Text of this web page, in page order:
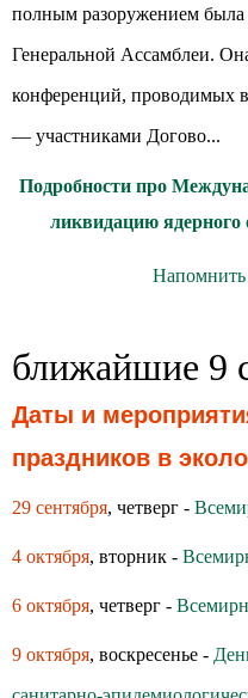
полным разоружением была
Генеральной Ассамблеи.
конференций, проводимых
— участниками Догово...
Подробности про
ликвидацию
Напомнить
ближайшие 9
Даты и
праздников в
29 сентября, четверг -
4 октября, вторник -
6 октября, четверг -
9 октября, воскресенье -